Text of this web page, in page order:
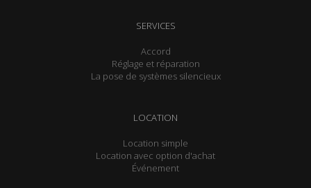
SERVICES
Accord
Réglage et réparation
La pose de systèmes silencieux
LOCATION
Location simple
Location avec option d'achat
Événement